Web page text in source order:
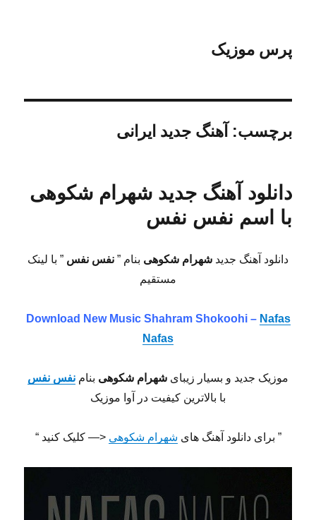
پرس موزیک
برچسب: آهنگ جدید ایرانی
دانلود آهنگ جدید شهرام شکوهی
با اسم نفس نفس
دانلود آهنگ جدید شهرام شکوهی بنام ” نفس نفس ” با لینک
مستقیم
Download New MusicShahram Shokoohi – Nafas
Nafas
موزیک جدید و بسیار زیبای شهرام شکوهی بنام نفس نفس
با بالاترین کیفیت در آوا موزیک
” برای دانلود آهنگ های شهرام شکوهی <— کلیک کنید “